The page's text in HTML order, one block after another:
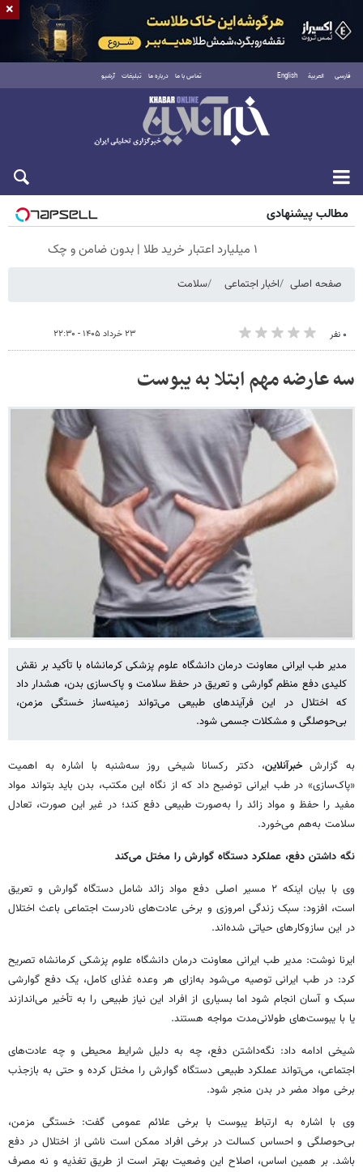
فارسی العربية English تماس با ما درباره ما تبلیغات آرشیو
شنبه ۱۷ مرداد ۱۴۰۵
مطالب پیشنهادی
۱ میلیارد اعتبار خرید طلا | بدون ضامن و چک
صفحه اصلی اخبار اجتماعی سلامت
۰ نفر ۲۳ خرداد ۱۴۰۵ - ۲۲:۳۰
سه عارضه مهم ابتلا به یبوست
مدیر طب ایرانی معاونت درمان دانشگاه علوم پزشکی کرمانشاه با تأکید بر نقش
کلیدی دفع منظم گوارشی و تعریق در حفظ سلامت و پاک‌سازی بدن، هشدار داد
که اختلال در این فرآیندهای طبیعی می‌تواند زمینه‌ساز خستگی مزمن،
بی‌حوصلگی و مشکلات جسمی شود.
به گزارشخبرآنلاین، دکتر رکسانا شیخی روز سه‌شنبه با اشاره به اهمیت
«پاک‌سازی» در طب ایرانی توضیح داد که از نگاه این مکتب، بدن باید بتواند مواد
مفید را حفظ و مواد زائد را به‌صورت طبیعی دفع کند؛ در غیر این صورت، تعادل
سلامت به‌هم می‌خورد.
نگه داشتن دفع، عملکرد دستگاه گوارش را مختل می‌کند
وی با بیان اینکه ۲ مسیر اصلی دفع مواد زائد شامل دستگاه گوارش و تعریق
است، افزود: سبک زندگی امروزی و برخی عادت‌های نادرست اجتماعی باعث اختلال
در این سازوکارهای حیاتی شده‌اند.
ایرنا نوشت: مدیر طب ایرانی معاونت درمان دانشگاه علوم پزشکی کرمانشاه تصریح
کرد: در طب ایرانی توصیه می‌شود به‌ازای هر وعده غذای کامل، یک دفع گوارشی
سبک و آسان انجام شود اما بسیاری از افراد این نیاز طبیعی را به تأخیر می‌اندازند
یا با یبوست‌های طولانی‌مدت مواجه هستند.
شیخی ادامه داد: نگه‌داشتن دفع، چه به دلیل شرایط محیطی و چه عادت‌های
اجتماعی، می‌تواند عملکرد طبیعی دستگاه گوارش را مختل کرده و حتی به بازجذب
برخی مواد مضر در بدن منجر شود.
وی با اشاره به ارتباط یبوست با برخی علائم عمومی گفت: خستگی مزمن،
بی‌حوصلگی و احساس کسالت در برخی افراد ممکن است ناشی از اختلال در دفع
باشد. بر همین اساس، اصلاح این وضعیت بهتر است از طریق تغذیه و نه مصرف
×